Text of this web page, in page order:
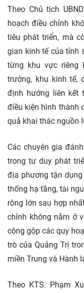
Theo Chủ tịch
hoạch điều chỉnh
tiêu phát triển, mà
gian kinh tế của tỉnh
từng khu vực riêng
trưởng, khu kinh tế,
định hướng liên kết
điều kiện hình thành
quả khai thác nguồn
Các chuyên gia
trong tư duy phát
địa phương tận
thống hạ tầng, tài
rộng lớn sau hợp
chỉnh không nằm ở
cộng gộp các quy
trò của Quảng Trị
miền Trung và Hành
Theo KTS. Phạm